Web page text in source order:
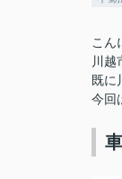
こん
川越
既に
今回